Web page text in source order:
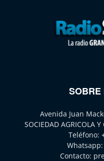
SOBRE
Avenida Juan
SOCIEDAD AGRICOLA
Teléfono:
Whatsapp:
Contacto: